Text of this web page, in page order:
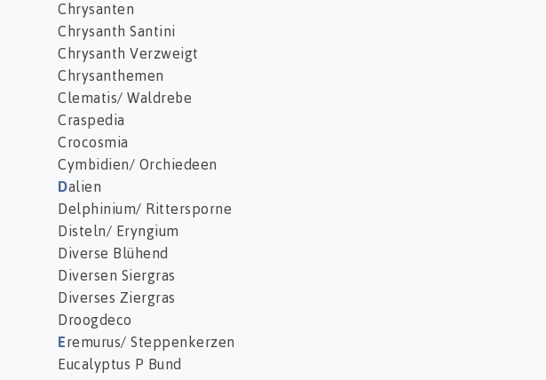
Chrysanten
Chrysanth Santini
Chrysanth Verzweigt
Chrysanthemen
Clematis/ Waldrebe
Craspedia
Crocosmia
Cymbidien/ Orchiedeen
Dalien
Delphinium/ Rittersporne
Disteln/ Eryngium
Diverse Blühend
Diversen Siergras
Diverses Ziergras
Droogdeco
Eremurus/ Steppenkerzen
Eucalyptus P Bund